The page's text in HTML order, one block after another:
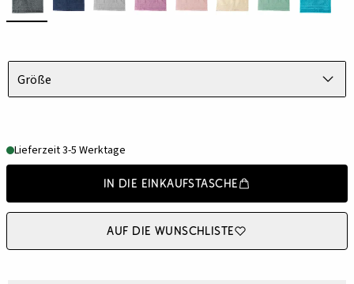
Größe
Lieferzeit 3-5 Werktage
In die Einkaufstasche
Auf die Wunschliste